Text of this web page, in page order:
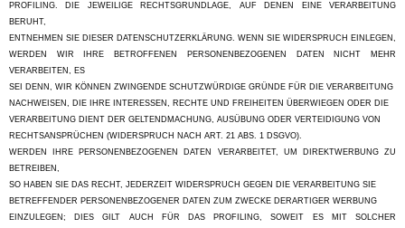
PROFILING. DIE JEWEILIGE RECHTSGRUNDLAGE, AUF DENEN EINE VERARBEITUNG
BERUHT,
ENTNEHMEN SIE DIESER DATENSCHUTZERKLÄRUNG. WENN SIE WIDERSPRUCH EINLEGEN,
WERDEN WIR IHRE BETROFFENEN PERSONENBEZOGENEN DATEN NICHT MEHR
VERARBEITEN, ES
SEI DENN, WIR KÖNNEN ZWINGENDE SCHUTZWÜRDIGE GRÜNDE FÜR DIE VERARBEITUNG
NACHWEISEN, DIE IHRE INTERESSEN, RECHTE UND FREIHEITEN ÜBERWIEGEN ODER DIE
VERARBEITUNG DIENT DER GELTENDMACHUNG, AUSÜBUNG ODER VERTEIDIGUNG VON
RECHTSANSPRÜCHEN (WIDERSPRUCH NACH ART. 21 ABS. 1 DSGVO).
WERDEN IHRE PERSONENBEZOGENEN DATEN VERARBEITET, UM DIREKTWERBUNG ZU
BETREIBEN,
SO HABEN SIE DAS RECHT, JEDERZEIT WIDERSPRUCH GEGEN DIE VERARBEITUNG SIE
BETREFFENDER PERSONENBEZOGENER DATEN ZUM ZWECKE DERARTIGER WERBUNG
EINZULEGEN; DIES GILT AUCH FÜR DAS PROFILING, SOWEIT ES MIT SOLCHER